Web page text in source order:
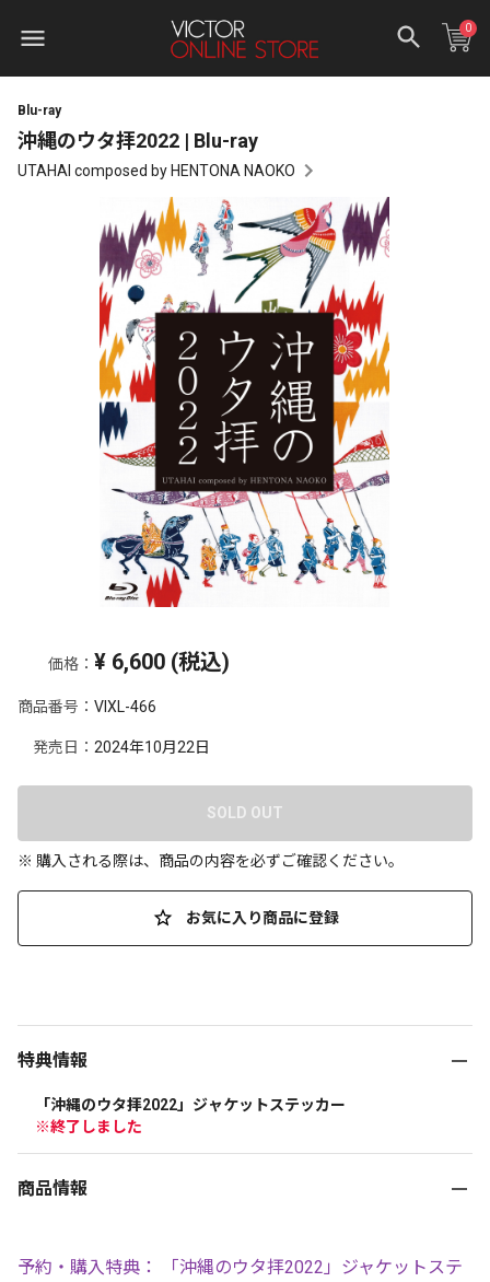
0
Blu-ray
沖縄のウタ拝2022 | Blu-ray
UTAHAI composed by HENTONA NAOKO
価格： ¥ 6,600 (税込)
商品番号： VIXL-466
発売日： 2024年10月22日
SOLD OUT
※ 購入される際は、商品の内容を必ずご確認ください。
お気に入り商品に登録
特典情報
「沖縄のウタ拝2022」ジャケットステッカー
※終了しました
商品情報
予約・購入特典： 「沖縄のウタ拝2022」ジャケットステ